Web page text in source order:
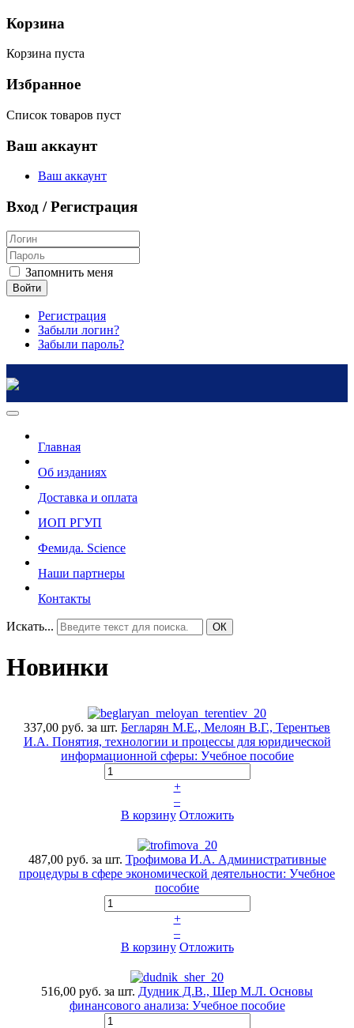
Корзина
Корзина пуста
Избранное
Список товаров пуст
Ваш аккаунт
Ваш аккаунт
Вход / Регистрация
Запомнить меня
Войти
Регистрация
Забыли логин?
Забыли пароль?
Главная
Об изданиях
Доставка и оплата
ИОП РГУП
Фемида. Science
Наши партнеры
Контакты
Искать... ОК
Новинки
337,00 руб. за шт. Бегларян М.Е., Мелоян В.Г., Терентьев
И.А. Понятия, технологии и процессы для юридической
информационной сферы: Учебное пособие
+
–
В корзину Отложить
487,00 руб. за шт. Трофимова И.А. Административные
процедуры в сфере экономической деятельности: Учебное
пособие
+
–
В корзину Отложить
516,00 руб. за шт. Дудник Д.В., Шер М.Л. Основы
финансового анализа: Учебное пособие